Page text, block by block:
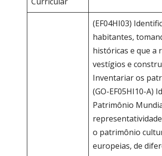
(EF04HI03)
habitantes,
históricas e que a
vestígios e
Inventariar os
(GO-EF05HI10-A)
Patrimônio
o patrimônio
europeias, de